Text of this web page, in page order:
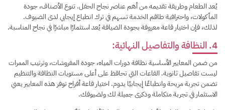
يُعد الطعام وطريقة تقديمه من أهم عناصر نجاح الحفل. تنوع الأصناف، جودة
المأكولات، واحترافية طاقم الخدمة تسهم في ترك انطباع إيجابي لدى الضيوف.
لذلك، فإن اختيار قاعة معروفة بجودة الضيافة يُعد استثمارًا مباشرًا في نجاح المناسبة.
4. النظافة والتفاصيل النهائية:
من ضمن المعايير الأساسية نظافة دورات المياه، جودة المفروشات، وترتيب الممرات
ليست تفاصيل ثانوية. القاعات التي تحافظ على أعلى مستويات النظافة والتنظيم
تضمن تجربة مريحة وانطباعًا إيجابيًا يدوم. اختيار قاعة أفراح توفر هذه المعايير يعني
الاستثمار في تجربة متكاملة وذكرى جميلة لك ولضيوفك.